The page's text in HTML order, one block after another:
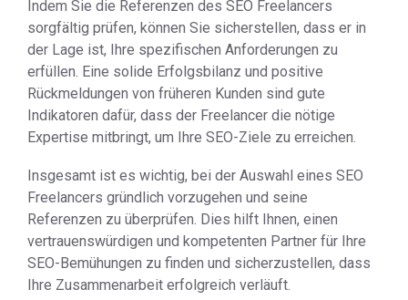
Indem Sie die Referenzen des SEO Freelancers
sorgfältig prüfen, können Sie sicherstellen, dass er in
der Lage ist, Ihre spezifischen Anforderungen zu
erfüllen. Eine solide Erfolgsbilanz und positive
Rückmeldungen von früheren Kunden sind gute
Indikatoren dafür, dass der Freelancer die nötige
Expertise mitbringt, um Ihre SEO-Ziele zu erreichen.
Insgesamt ist es wichtig, bei der Auswahl eines SEO
Freelancers gründlich vorzugehen und seine
Referenzen zu überprüfen. Dies hilft Ihnen, einen
vertrauenswürdigen und kompetenten Partner für Ihre
SEO-Bemühungen zu finden und sicherzustellen, dass
Ihre Zusammenarbeit erfolgreich verläuft.